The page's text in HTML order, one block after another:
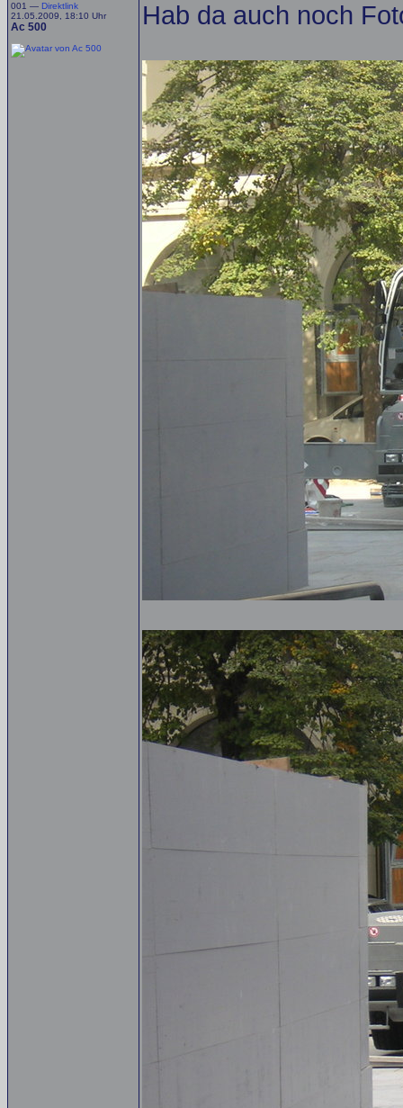
001 — Direktlink
21.05.2009, 18:10 Uhr
Ac 500 Hab da auch noch